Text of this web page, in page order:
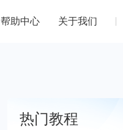
帮助中心 关于我们
热门教程